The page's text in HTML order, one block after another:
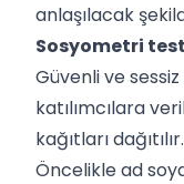
anlaşılacak
Sosyometri
Güvenli ve
katılımcılara
kağıtları dağıtılır.
Öncelikle ad